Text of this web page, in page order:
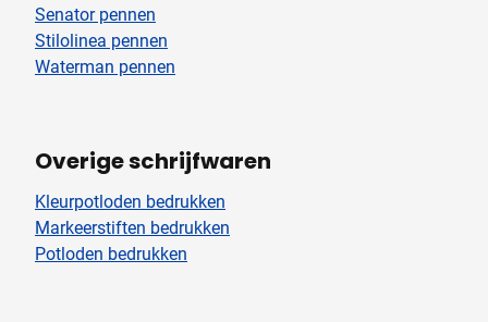
Senator pennen
Stilolinea pennen
Waterman pennen
Overige schrijfwaren
Kleurpotloden bedrukken
Markeerstiften bedrukken
Potloden bedrukken